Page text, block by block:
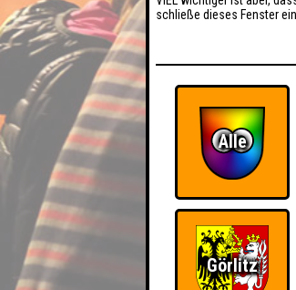
schließe dieses Fenster
Alle
Görlitz